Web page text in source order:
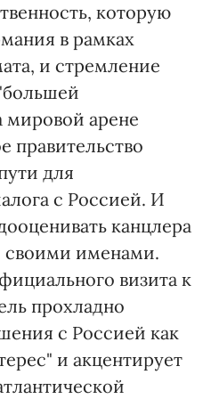
которую
в рамках
и стремление
мировой арене
правительство
для
с Россией. И
канцлера
своими именами.
визита к
прохладно
с Россией как
и акцентирует